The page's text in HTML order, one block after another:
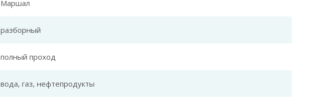
Маршал
разборный
полный проход
вода, газ, нефтепродукты